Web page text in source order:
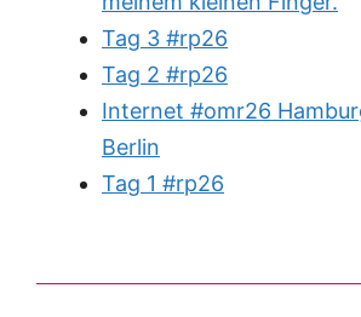
Tag 3 #rp26
Tag 2 #rp26
Internet #omr26
Berlin
Tag 1 #rp26